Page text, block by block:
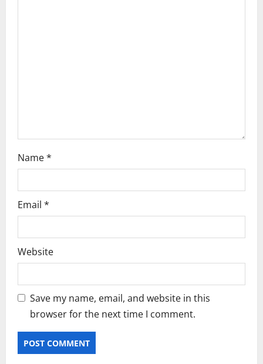
Name*
Email *
Website
Save my name, email, and website in this
browser for the next time I comment.